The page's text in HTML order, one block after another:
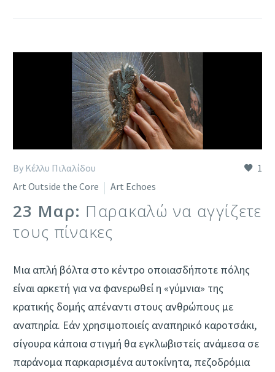
1
By Κέλλυ Πιλαλίδου
Art Outside the Core
Art Echoes
23 Μαρ: Παρακαλώ να αγγίζετε
τους πίνακες
Μια απλή βόλτα στο κέντρο οποιασδήποτε πόλης
είναι αρκετή για να φανερωθεί η «γύμνια» της
κρατικής δομής απέναντι στους ανθρώπους με
αναπηρία. Εάν χρησιμοποιείς αναπηρικό καροτσάκι,
σίγουρα κάποια στιγμή θα εγκλωβιστείς ανάμεσα σε
παράνομα παρκαρισμένα αυτοκίνητα, πεζοδρόμια